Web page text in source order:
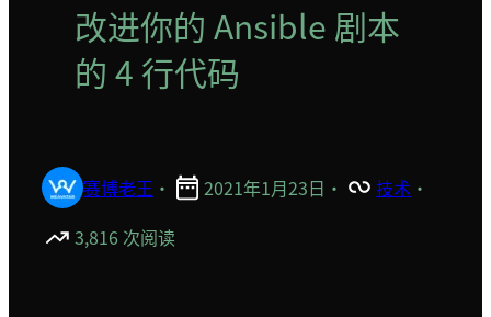
改进你的 Ansible 剧本
的 4 行代码
赛博老王 · 2021年1月23日 · 技术 ·
3,816 次阅读